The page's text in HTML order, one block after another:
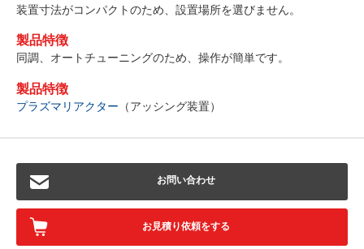
装置寸法がコンパクトのため、設置場所を選びません。
製品特徴
同調、オートチューニングのため、操作が簡単です。
製品特徴
プラズマリアクター （アッシング装置）
お問い合わせ
お見積り依頼をする